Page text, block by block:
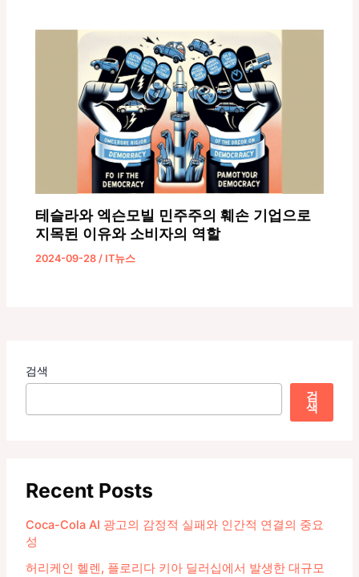
테슬라와 엑슨모빌 민주주의 훼손 기업으로
지목된 이유와 소비자의 역할
2024-09-28 / IT뉴스
검색
검
색
Recent Posts
Coca-Cola AI 광고의 감정적 실패와 인간적 연결의 중요
성
허리케인 헬렌, 플로리다 키아 딜러십에서 발생한 대규모